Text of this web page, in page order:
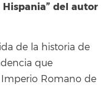
Hispania” del autor
de la historia de
que
Romano de